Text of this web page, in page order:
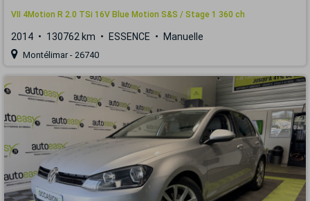
VII 4Motion R 2.0 TSi 16V Blue Motion S&S / Stage 1 360 ch
2014 130762 km ESSENCE Manuelle
Montélimar - 26740